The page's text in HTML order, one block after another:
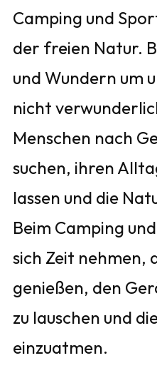
Camping und
der freien Natur.
und Wundern um
nicht
Menschen nach
suchen, ihren
lassen und die
Beim Camping
sich Zeit nehmen,
genießen, den
zu lauschen und
einzuatmen.